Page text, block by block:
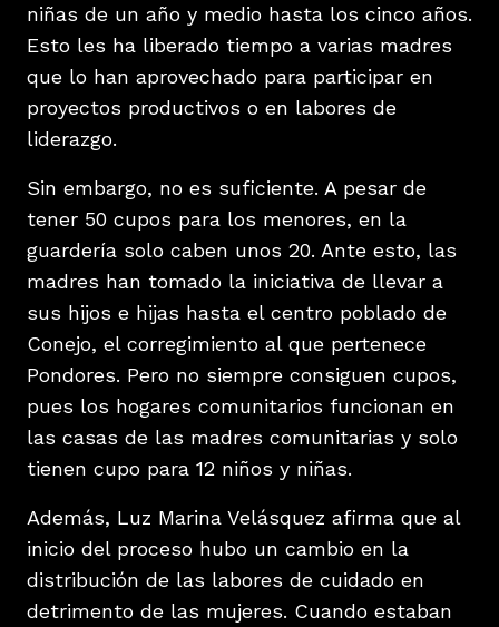
niñas de un año y medio hasta los cinco años.
Esto les ha liberado tiempo a varias madres
que lo han aprovechado para participar en
proyectos productivos o en labores de
liderazgo.
Sin embargo, no es suficiente. A pesar de
tener 50 cupos para los menores, en la
guardería solo caben unos 20. Ante esto, las
madres han tomado la iniciativa de llevar a
sus hijos e hijas hasta el centro poblado de
Conejo, el corregimiento al que pertenece
Pondores. Pero no siempre consiguen cupos,
pues los hogares comunitarios funcionan en
las casas de las madres comunitarias y solo
tienen cupo para 12 niños y niñas.
Además, Luz Marina Velásquez afirma que al
inicio del proceso hubo un cambio en la
distribución de las labores de cuidado en
detrimento de las mujeres. Cuando estaban